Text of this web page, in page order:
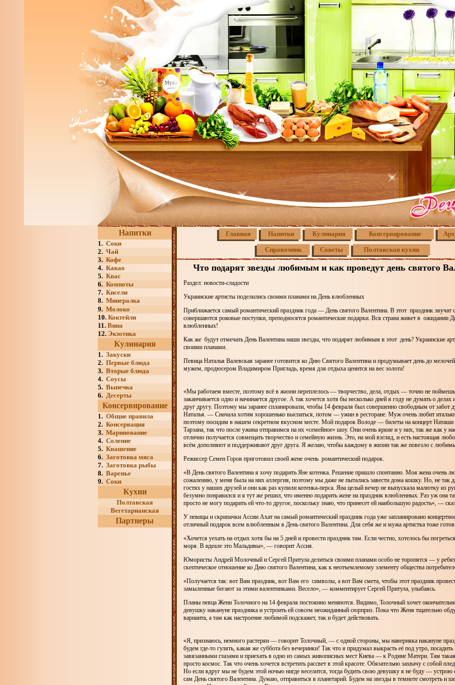
Напитки
1. Соки
2. Чай
3. Кофе
4. Какао
5. Квас
6. Компоты
7. Кисели
8. Минералка
9. Молоко
10. Коктейли
11. Вина
12. Экзотика
Кулинария
1. Закуски
2. Первые блюда
3. Вторые блюда
4. Соусы
5. Выпечка
6. Десерты
Консервирование
1. Общие правила
2. Консервация
3. Маринование
4. Соление
5. Квашение
6. Заготовка мяса
7. Заготовка рыбы
8. Варенье
9. Соки
Кухни
Полтавская
Вегетарианская
Партнеры
Главная Напитки Кулинария Консервирование
Справочник Советы Полтавская кухня
Что подарят звезды любимым и как проведут день святого
Раздел: новости-сладости
Украинские артисты поделились своими планами на День влюбленных
Приближается самый романтический праздник года — День cвятого Валентина. В этот праздник звучат
совершаются роковые поступки, преподносятся романтические подарки. Вся страна живет в ожидании
влюбленных!
Как же будут отмечать День Валентина наши звезды, что подарят любимым в этот день? Украинские
своими планами.
Певица Наталья Валевская заранее готовится ко Дню Святого Валентина и продумывает день до
мужем, продюсером Владимиром Пригладь, время для отдыха ценится на вес золота!
«Мы работаем вместе, поэтому всё в жизни переплелось — творчество, дела, отдых — точно не
заканчивается одно и начинается другое. А так хочется хотя бы несколько дней в году не думать о делах
друг другу. Поэтому мы заранее спланировали, чтобы 14 февраля был совершенно свободным от забот
Наталья. — Сначала хотим хорошенько выспаться, потом — ужин в ресторане. Муж очень любит
поэтому посидим в нашем секретном вкусном месте. Мой подарок Володе — билеты на концерт Наташи
Тарзана, так что после ужина отправимся на их «семейное» шоу. Они очень яркие и у них, так же как у
отлично получается совмещать творчество и семейную жизнь. Это, на мой взгляд, и есть настоящая
всём дополняют и поддерживают друг друга. Я желаю, чтобы каждому в жизни так же повезло с
Режиссер Семен Горов приготовил своей жене очень романтический подарок.
«В День святого Валентина я хочу подарить Яне котенка. Решение пришло спонтанно. Моя жена очень
сожалению, у меня была на них аллергия, поэтому мы даже не пытались завести дома кошку. Но, не так
гостях у наших друзей и они как раз купили котенка-перса. Яна целый вечер не выпускала малютку из
безумно понравился и я тут же решил, что именно подарить жене на праздник влюбленных. Раз уж она
просто не могу подарить ей что-то другое, поскольку знаю, что принесет ей наибольшую радость», —
У певицы и скрипачки Ассии Ахат на самый романтический праздник года уже запланировано
отличный подарок всем влюбленным в День святого Валентина. Для себя же и мужа артистка тоже
«Хочется уехать на отдых хотя бы на 5 дней и провести праздник там. Если честно, хотелось бы
моря. В идеале это Мальдивы», — говорит Ассия.
Юмористы Андрей Молочный и Сергей Притула делиться своими планами особо не торопятся — у ребят
скептическое отношение ко Дню святого Валентина, как к неотъемлемому элементу общества
«Получается так: вот Вам праздник, вот Вам его символы, а вот Вам смета, чтобы этот праздник
замыленные бегают за этими валентинками. Весело», — комментирует Сергей Притула, улыбаясь.
Планы певца Жени Толочного на 14 февраля постоянно меняются. Видимо, Толочный хочет
девушку накануне праздника и устроить ей совсем неожиданный сюрприз. Пока что Женя тщательно
варианта, а там как настроение любимой подскажет, так и будет действовать.
«Я, признаюсь, немного растерян — говорит Толочный, — с одной стороны, мы наверняка накануне
будем где-то гулять, какая же суббота без вечеринки! Так что я придумал выкрасть её под утро,
завязанными глазами и приехать в одно из самых живописных мест Киева — к Родине Матери. Там
просто космос. Так что очень хочется встретить рассвет в этой красоте. Обязательно захвачу с собой
Но если вдруг мы не будем этой ночью нигде веселится, тогда будить свою девушку я не буду — устрою
сам День святого Валентина. Думаю, отправиться в планетарий. Будем на звезды в темноте смотреть и